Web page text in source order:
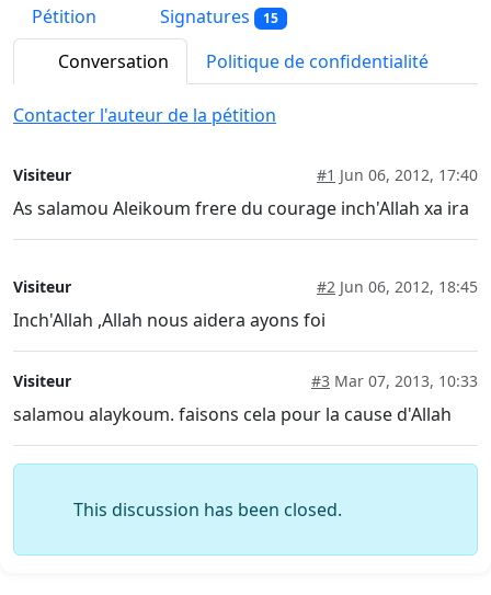
Pétition Signatures 15
Conversation Politique de confidentialité
Contacter l'auteur de la pétition
Visiteur #1 Jun 06, 2012, 17:40
As salamou Aleikoum frere du courage inch'Allah xa ira
Visiteur #2 Jun 06, 2012, 18:45
Inch'Allah ,Allah nous aidera ayons foi
Visiteur #3 Mar 07, 2013, 10:33
salamou alaykoum. faisons cela pour la cause d'Allah
This discussion has been closed.